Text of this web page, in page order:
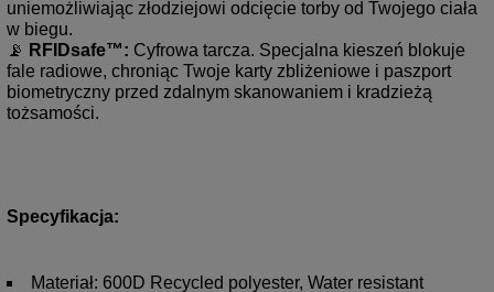
uniemożliwiając złodziejowi odcięcie torby od Twojego ciała
w biegu.
📡 RFIDsafe™: Cyfrowa tarcza. Specjalna kieszeń blokuje
fale radiowe, chroniąc Twoje karty zbliżeniowe i paszport
biometryczny przed zdalnym skanowaniem i kradzieżą
tożsamości.
Specyfikacja:
Materiał: 600D Recycled polyester, Water resistant